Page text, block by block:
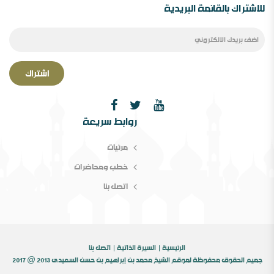
الصحوة بین الانحراف عنھا والانحراف بھا￼ ورقة مقدمة
لمؤتمر الصحوة،دراسة في المفھوم والإشكالات المقام
الثقافة بين الثوابت والمتغيرات [ورقة عمل]
للاشتراك بالقائمة البريدية
اشتراك
روابط سريعة
مرئيات
خطب ومحاضرات
اتصل بنا
الرئيسية السيرة الذاتية اتصل بنا
جميع الحقوق محفوظة لموقع الشيخ محمد بن إبراهيم بن حسن السعيدى 2013 @ 2017